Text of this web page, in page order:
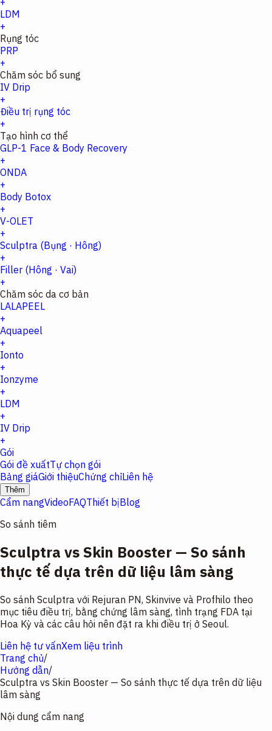
LDM
+
Rụng tóc
PRP
+
Chăm sóc bổ sung
IV Drip
+
Điều trị rụng tóc
+
Tạo hình cơ thể
GLP-1 Face & Body Recovery
+
ONDA
+
Body Botox
+
V-OLET
+
Sculptra (Bụng · Hông)
+
Filler (Hông · Vai)
+
Chăm sóc da cơ bản
LALAPEEL
+
Aquapeel
+
Ionto
+
Ionzyme
+
LDM
+
IV Drip
+
Gói
Gói đề xuấtTự chọn gói
Bảng giáGiới thiệuChứng chỉLiên hệ
Thêm
Cẩm nangVideoFAQThiết bịBlog
So sánh tiêm
Sculptra vs Skin Booster — So sánh
thực tế dựa trên dữ liệu lâm sàng
So sánh Sculptra với Rejuran PN, Skinvive và Profhilo theo
mục tiêu điều trị, bằng chứng lâm sàng, tình trạng FDA tại
Hoa Kỳ và các câu hỏi nên đặt ra khi điều trị ở Seoul.
Liên hệ tư vấnXem liệu trình
Trang chủ/
Hướng dẫn/
Sculptra vs Skin Booster — So sánh thực tế dựa trên dữ liệu
lâm sàng
Nội dung cẩm nang